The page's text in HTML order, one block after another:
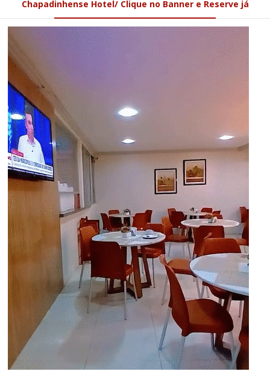
Chapadinhense Hotel/ Clique no Banner e Reserve já